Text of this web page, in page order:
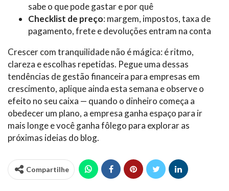
sabe o que pode gastar e por quê
Checklist de preço: margem, impostos, taxa de
pagamento, frete e devoluções entram na conta
Crescer com tranquilidade não é mágica: é ritmo,
clareza e escolhas repetidas. Pegue uma dessas
tendências de gestão financeira para empresas em
crescimento, aplique ainda esta semana e observe o
efeito no seu caixa — quando o dinheiro começa a
obedecer um plano, a empresa ganha espaço para ir
mais longe e você ganha fôlego para explorar as
próximas ideias do blog.
Compartilhe